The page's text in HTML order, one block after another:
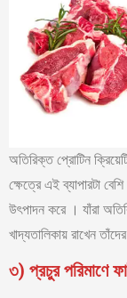
অতিরিক্ত প্রোটিন
ক্ষেত্রে এই ব্যাপারটা
উৎপাদন করে । যাঁরা
খাদ্যতালিকায় রাখেন
৩) প্রচুর পরিমাণে